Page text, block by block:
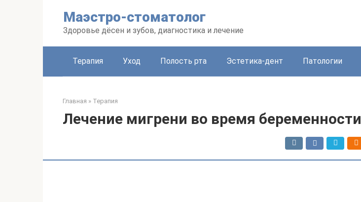
Маэстро-стоматолог
Здоровье дёсен и зубов, диагностика и лечение
Терапия Уход Полость рта Эстетика-дент Патологии
Главная » Терапия
Лечение мигрени во время беременности